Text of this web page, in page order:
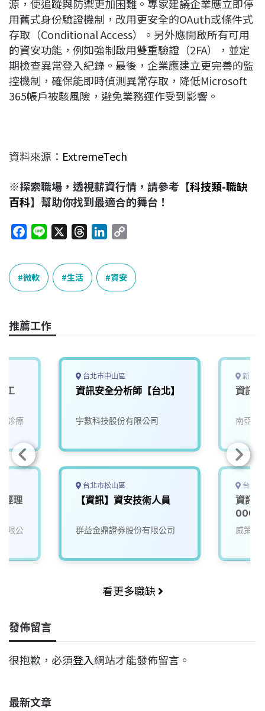
源，使追蹤與防禦更加困難。專家建議企業應立即停
用舊式身份驗證機制，改用更安全的OAuth或條件式
存取（Conditional Access）。另外應開啟所有可用
的資安功能，例如強制啟用雙重驗證（2FA），並定
期檢查異常登入紀錄。最後，企業應建立更完善的監
控機制，確保能即時偵測異常存取，降低Microsoft
365帳戶被駭風險，避免業務運作受到影響。
資料來源： ExtremeTech
※探索職場，透視薪資行情，請參考【科技類-職缺
百科】幫助你找到最適合的舞台！
c
e
b
o
k
e
e
a
n
k
e
n
p
L
k
微軟 生活 資安
推薦工作
工
診療
經理
限公
台北市中山區
資訊安全分析師【台北】
宇數科技股份有限公司
台北市松山區
【資訊】資安技術人員
群益金鼎證券股份有限公司
新北
資訊
南亞科
台北
資訊
威策電
看更多職缺
發佈留言
很抱歉，必須登入網站才能發佈留言。
最新文章